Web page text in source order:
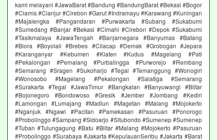
kami melayani #JawaBarat #Bandung #BandungBarat #Bekasi #Bogor
#Ciamis #Cianjur #Cirebon #Garut #Indramayu #Karawang #Kuningan
#Majalengka #Pangandaran #Purwakarta #Subang #Sukabumi
#Sumedang #Banjar #Bekasi #Cimahi #Cirebon #Depok #Sukabumi
#Tasikmalaya #JawaTengah #Banjarnegara #Banyumas #Batang
#Blora #Boyolali #Brebes #Cilacap #Demak #Grobogan #Jepara
#Karanganyar #Kebumen #Klaten #Kudus #Magelang #Pati
#Pekalongan #Pemalang #Purbalingga #Purworejo #Rembang
#Semarang #Sragen #Sukoharjo #Tegal #Temanggung #Wonogiri
#Wonosobo #Magelang #Pekalongan #Salatiga #Semarang
#Surakarta #Tegal #JawaTimur #Bangkalan #Banyuwangi #Blitar
#Bojonegoro #Bondowoso #Gresik #Jember #Jombang #Kediri
#Lamongan #Lumajang #Madiun #Magetan #Malang #Mojokerto
#Nganjuk #Ngawi #Pacitan #Pamekasan #Pasuruan #Ponorogo
#Probolinggo #Sampang #Sidoarjo #Situbondo #Sumenep #Sumenep
#Tuban #Tulungagung #Batu #Blitar #Malang #Mojokerto #Pasuruan
#Probolinggo #Surabaya #Jakarta #KepulauanSeribu #Jakarta #Barat